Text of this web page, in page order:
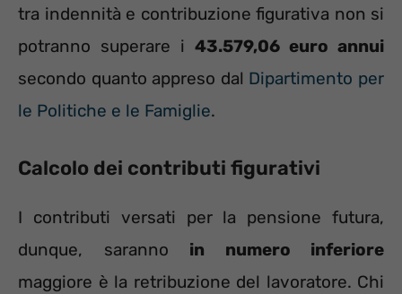
tra indennità e contribuzione figurativa non si
potranno superare i 43.579,06 euro annui
secondo quanto appreso dal Dipartimento per
le Politiche e le Famiglie.
Calcolo dei contributi figurativi
I contributi versati per la pensione futura,
dunque, saranno in numero inferiore
maggiore è la retribuzione del lavoratore. Chi